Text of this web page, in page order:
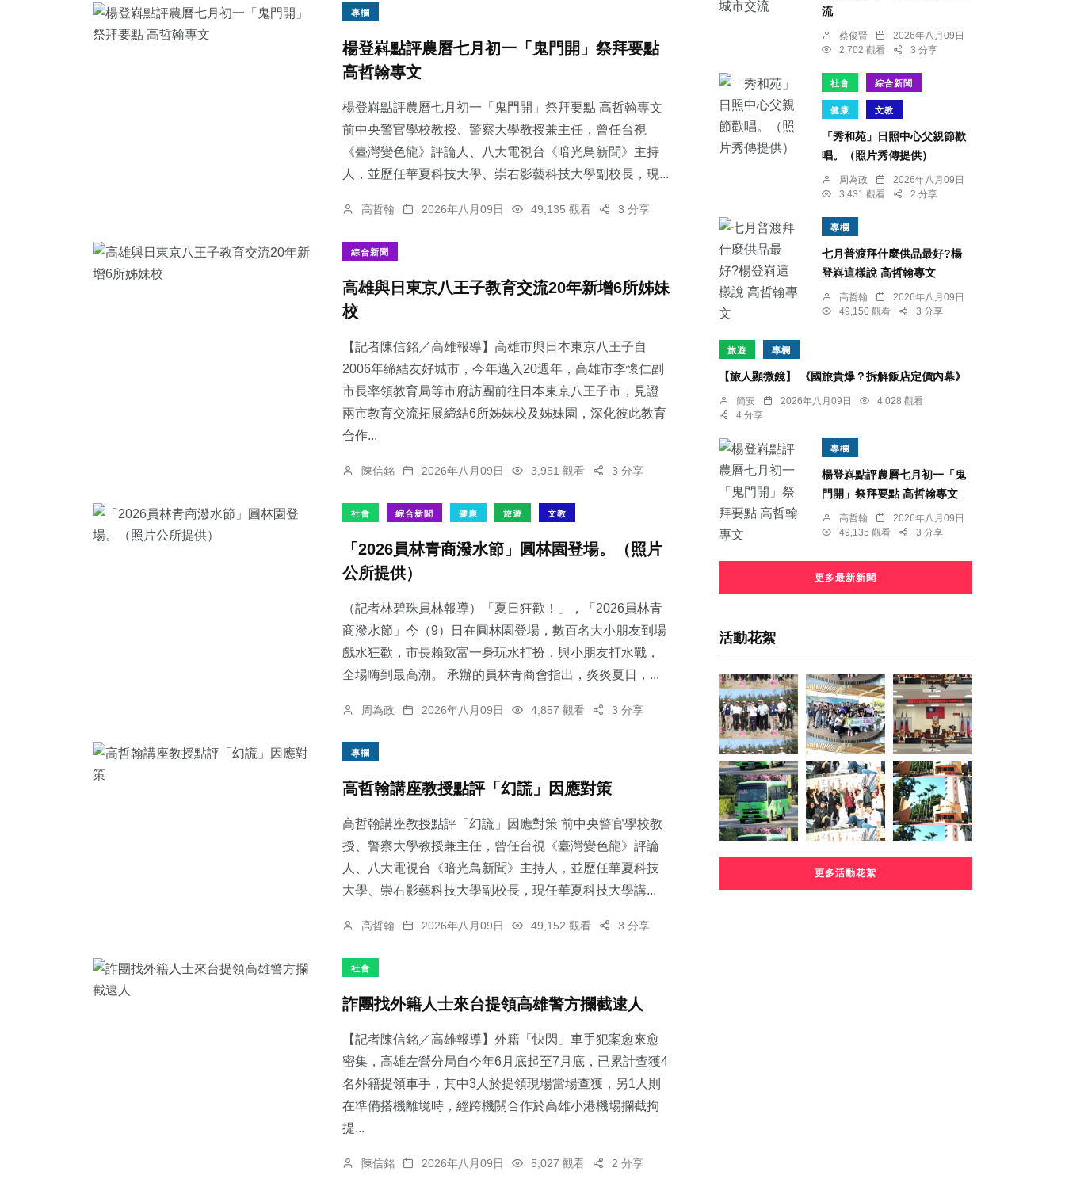
專欄
楊登嵙點評農曆七月初一「鬼門開」祭拜要點
高哲翰專文
楊登嵙點評農曆七月初一「鬼門開」祭拜要點 高哲翰專文
前中央警官學校教授、警察大學教授兼主任，曾任台視
《臺灣變色龍》評論人、八大電視台《暗光鳥新聞》主持
人，並歷任華夏科技大學、崇右影藝科技大學副校長，現...
高哲翰 2026年八月09日 49,135 觀看 3 分享
綜合新聞
高雄與日東京八王子教育交流20年新增6所姊妹
校
【記者陳信銘／高雄報導】高雄市與日本東京八王子自
2006年締結友好城市，今年邁入20週年，高雄市李懷仁副
市長率領教育局等市府訪團前往日本東京八王子市，見證
兩市教育交流拓展締結6所姊妹校及姊妹園，深化彼此教育
合作...
陳信銘 2026年八月09日 3,951 觀看 3 分享
社會 綜合新聞 健康 旅遊 文教
「2026員林青商潑水節」圓林園登場。（照片
公所提供）
（記者林碧珠員林報導）「夏日狂歡！」，「2026員林青
商潑水節」今（9）日在圓林園登場，數百名大小朋友到場
戲水狂歡，市長賴致富一身玩水打扮，與小朋友打水戰，
全場嗨到最高潮。 承辦的員林青商會指出，炎炎夏日，...
周為政 2026年八月09日 4,857 觀看 3 分享
專欄
高哲翰講座教授點評「幻謊」因應對策
高哲翰講座教授點評「幻謊」因應對策 前中央警官學校教
授、警察大學教授兼主任，曾任台視《臺灣變色龍》評論
人、八大電視台《暗光鳥新聞》主持人，並歷任華夏科技
大學、崇右影藝科技大學副校長，現任華夏科技大學講...
高哲翰 2026年八月09日 49,152 觀看 3 分享
社會
詐團找外籍人士來台提領高雄警方攔截逮人
【記者陳信銘／高雄報導】外籍「快閃」車手犯案愈來愈
密集，高雄左營分局自今年6月底起至7月底，已累計查獲4
名外籍提領車手，其中3人於提領現場當場查獲，另1人則
在準備搭機離境時，經跨機關合作於高雄小港機場攔截拘
提...
陳信銘 2026年八月09日 5,027 觀看 2 分享
流
蔡俊賢
2026年八月09日
2,702 觀看
3 分享
社會 綜合新聞
健康 文教
「秀和苑」日照中心父親節歡
唱。（照片秀傳提供）
周為政
2026年八月09日
3,431 觀看
2 分享
專欄
七月普渡拜什麼供品最好?楊
登嵙這樣說 高哲翰專文
高哲翰
2026年八月09日
49,150 觀看
3 分享
旅遊 專欄
【旅人顯微鏡】 《國旅貴爆？拆解飯店定價內幕》
簡安 2026年八月09日
4,028 觀看
4 分享
專欄
楊登嵙點評農曆七月初一「鬼
門開」祭拜要點 高哲翰專文
高哲翰
2026年八月09日
49,135 觀看
3 分享
更多最新新聞
活動花絮
更多活動花絮